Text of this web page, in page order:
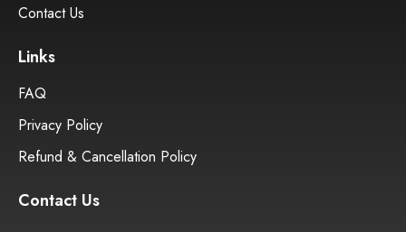
Contact Us
Links
FAQ
Privacy Policy
Refund & Cancellation Policy
Contact Us